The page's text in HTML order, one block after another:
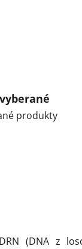
produkty
(DNA z